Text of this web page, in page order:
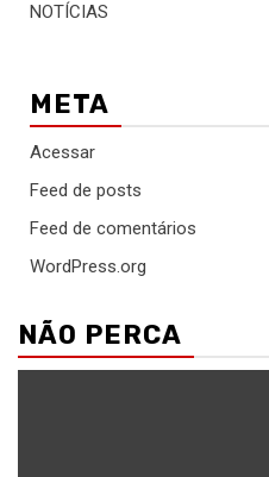
NOTÍCIAS
META
Acessar
Feed de posts
Feed de comentários
WordPress.org
NÃO PERCA